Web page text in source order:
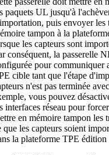
paquets UL jusqu'à
puis envoyer les
tampon à la
les capteurs sont
conséquent, la passerelle
pour communiquer
cible tant que l'étape
n'est pas terminée
vous pouvez
interfaces réseau pour
en mémoire tampon les
que les capteurs soient
la plateforme TPE édition